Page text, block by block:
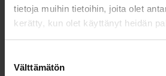
tietoja muihin tietoihin, joita olet
kerätty, kun olet käyttänyt heidän
valinta
Välttämätön
lateksiton